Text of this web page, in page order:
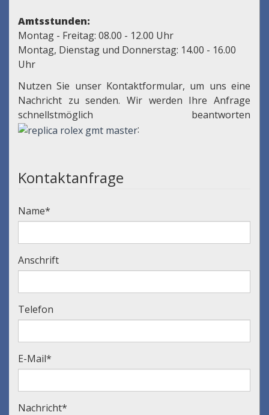
Amtsstunden:
Montag - Freitag: 08.00 - 12.00 Uhr
Montag, Dienstag und Donnerstag: 14.00 - 16.00
Uhr
Nutzen Sie unser Kontaktformular, um uns eine
Nachricht zu senden. Wir werden Ihre Anfrage
schnellstmöglich beantworten
:
Kontaktanfrage
Name*
Anschrift
Telefon
E-Mail*
Nachricht*